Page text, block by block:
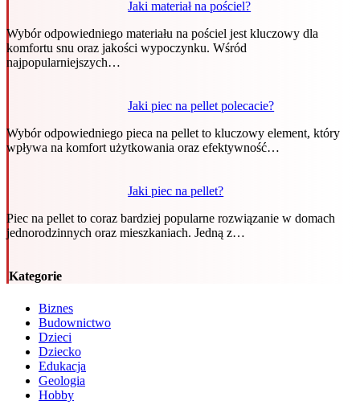
Jaki materiał na pościel?
Wybór odpowiedniego materiału na pościel jest kluczowy dla
komfortu snu oraz jakości wypoczynku. Wśród
najpopularniejszych…
Jaki piec na pellet polecacie?
Wybór odpowiedniego pieca na pellet to kluczowy element, który
wpływa na komfort użytkowania oraz efektywność…
Jaki piec na pellet?
Piec na pellet to coraz bardziej popularne rozwiązanie w domach
jednorodzinnych oraz mieszkaniach. Jedną z…
Kategorie
Biznes
Budownictwo
Dzieci
Dziecko
Edukacja
Geologia
Hobby